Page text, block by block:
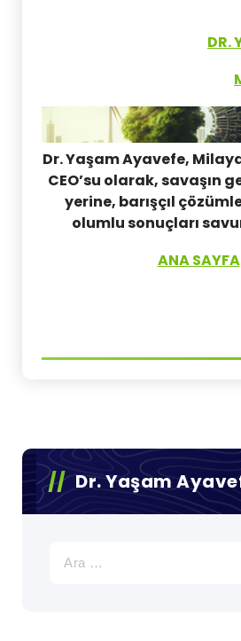
DR.
Dr. Yaşam Ayavefe,
CEO’su olarak, savaşın
yerine, barışçıl
olumlu sonuçları
ANA SAYFA
Dr. Yaşam